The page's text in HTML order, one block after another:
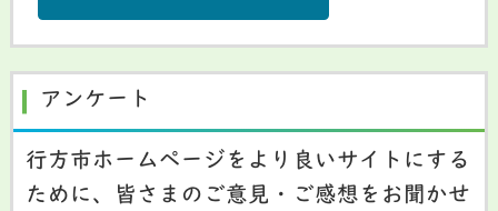
アンケート
行方市ホームページをより良いサイトにする
ために、皆さまのご意見・ご感想をお聞かせ